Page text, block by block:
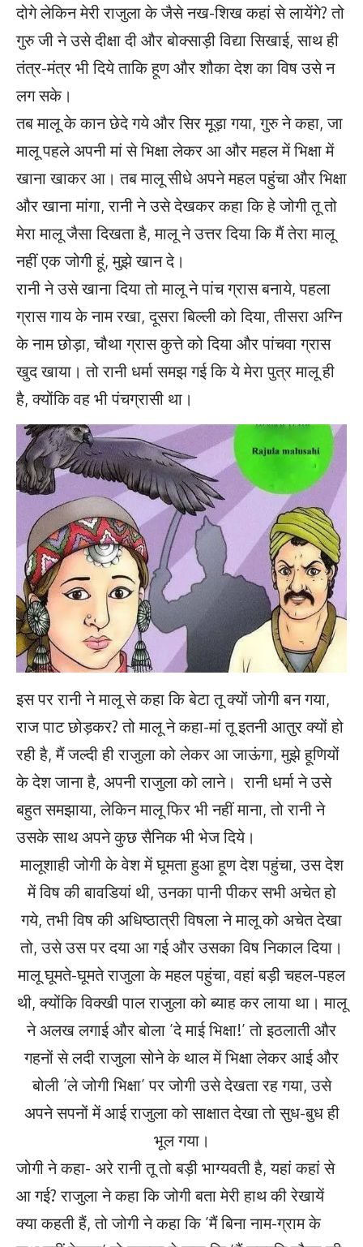
दोगे लेकिन मेरी राजुला के जैसे नख-शिख कहां से लायेंगे? तो
गुरु जी ने उसे दीक्षा दी और बोक्साड़ी विद्या सिखाई, साथ ही
तंत्र-मंत्र भी दिये ताकि हूण और शौका देश का विष उसे न
लग सके।
तब मालू के कान छेदे गये और सिर मूड़ा गया, गुरु ने कहा, जा
मालू पहले अपनी मां से भिक्षा लेकर आ और महल में भिक्षा में
खाना खाकर आ। तब मालू सीधे अपने महल पहुंचा और भिक्षा
और खाना मांगा, रानी ने उसे देखकर कहा कि हे जोगी तू तो
मेरा मालू जैसा दिखता है, मालू ने उत्तर दिया कि मैं तेरा मालू
नहीं एक जोगी हूं, मुझे खान दे।
रानी ने उसे खाना दिया तो मालू ने पांच ग्रास बनाये, पहला
ग्रास गाय के नाम रखा, दूसरा बिल्ली को दिया, तीसरा अग्नि
के नाम छोड़ा, चौथा ग्रास कुत्ते को दिया और पांचवा ग्रास
खुद खाया। तो रानी धर्मा समझ गई कि ये मेरा पुत्र मालू ही
है, क्योंकि वह भी पंचग्रासी था।
इस पर रानी ने मालू से कहा कि बेटा तू क्यों जोगी बन गया,
राज पाट छोड़कर? तो मालू ने कहा-मां तू इतनी आतुर क्यों हो
रही है, मैं जल्दी ही राजुला को लेकर आ जाऊंगा, मुझे हूणियों
के देश जाना है, अपनी राजुला को लाने। रानी धर्मा ने उसे
बहुत समझाया, लेकिन मालू फिर भी नहीं माना, तो रानी ने
उसके साथ अपने कुछ सैनिक भी भेज दिये।
मालूशाही जोगी के वेश में घूमता हुआ हूण देश पहुंचा, उस देश
में विष की बावडियां थी, उनका पानी पीकर सभी अचेत हो
गये, तभी विष की अधिष्ठात्री विषला ने मालू को अचेत देखा
तो, उसे उस पर दया आ गई और उसका विष निकाल दिया।
मालू घूमते-घूमते राजुला के महल पहुंचा, वहां बड़ी चहल-पहल
थी, क्योंकि विक्खी पाल राजुला को ब्याह कर लाया था। मालू
ने अलख लगाई और बोला ’दे माई भिक्षा!’ तो इठलाती और
गहनों से लदी राजुला सोने के थाल में भिक्षा लेकर आई और
बोली ’ले जोगी भिक्षा’ पर जोगी उसे देखता रह गया, उसे
अपने सपनों में आई राजुला को साक्षात देखा तो सुध-बुध ही
भूल गया।
जोगी ने कहा- अरे रानी तू तो बड़ी भाग्यवती है, यहां कहां से
आ गई? राजुला ने कहा कि जोगी बता मेरी हाथ की रेखायें
क्या कहती हैं, तो जोगी ने कहा कि ’मैं बिना नाम-ग्राम के